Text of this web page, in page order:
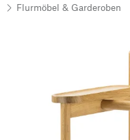
Flurmöbel & Garderoben